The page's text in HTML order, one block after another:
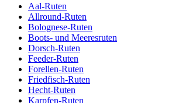
Aal-Ruten
Allround-Ruten
Bolognese-Ruten
Boots- und Meeresruten
Dorsch-Ruten
Feeder-Ruten
Forellen-Ruten
Friedfisch-Ruten
Hecht-Ruten
Karpfen-Ruten